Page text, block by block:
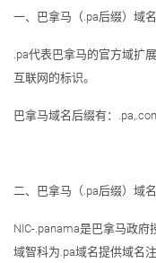
一、巴拿马（.pa后缀）域
.pa代表巴拿马的官方域扩
互联网的标识。
巴拿马域名后缀有：
二、巴拿马（.pa后缀）域
NIC-.panama是巴拿马政
域智科为.pa域名提供域名注